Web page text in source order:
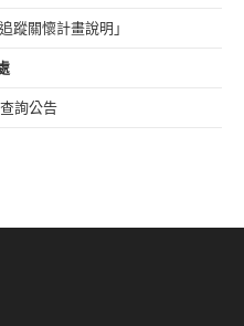
蹤關懷計畫說明」
詢公告